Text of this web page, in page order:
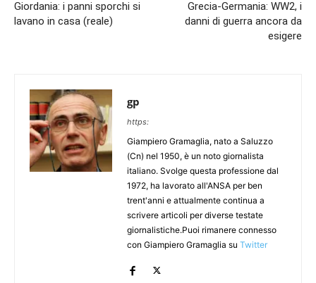
Giordania: i panni sporchi si
lavano in casa (reale)
Grecia-Germania: WW2, i
danni di guerra ancora da
esigere
gp
https:
Giampiero Gramaglia, nato a Saluzzo
(Cn) nel 1950, è un noto giornalista
italiano. Svolge questa professione dal
1972, ha lavorato all'ANSA per ben
trent'anni e attualmente continua a
scrivere articoli per diverse testate
giornalistiche.Puoi rimanere connesso
con Giampiero Gramaglia su Twitter